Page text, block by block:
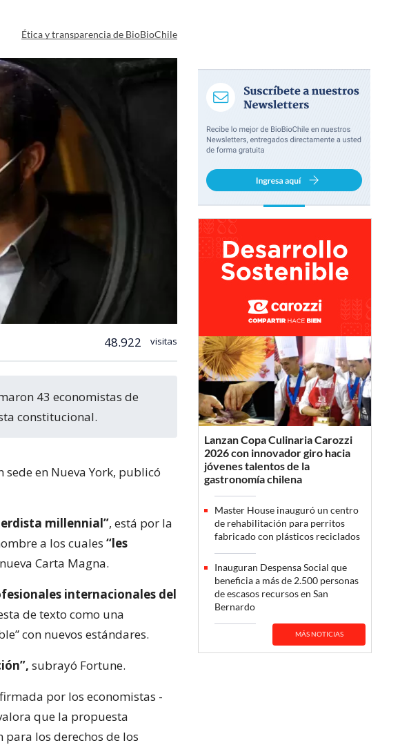
Ética y transparencia de BioBioChile
48.922 visitas
constitucional.
sede en Nueva York, publicó
millennial”, está por la
a los cuales “les
Carta Magna.
internacionales del
de texto como una
con nuevos estándares.
subrayó Fortune.
por los economistas -
que la propuesta
los derechos de los
Lanzan Copa Culinaria Carozzi
2026 con innovador giro hacia
jóvenes talentos de la
gastronomía chilena
Master House inauguró un centro
de rehabilitación para perritos
fabricado con plásticos reciclados
Inauguran Despensa Social que
beneficia a más de 2.500 personas
de escasos recursos en San
Bernardo
MÁS NOTICIAS